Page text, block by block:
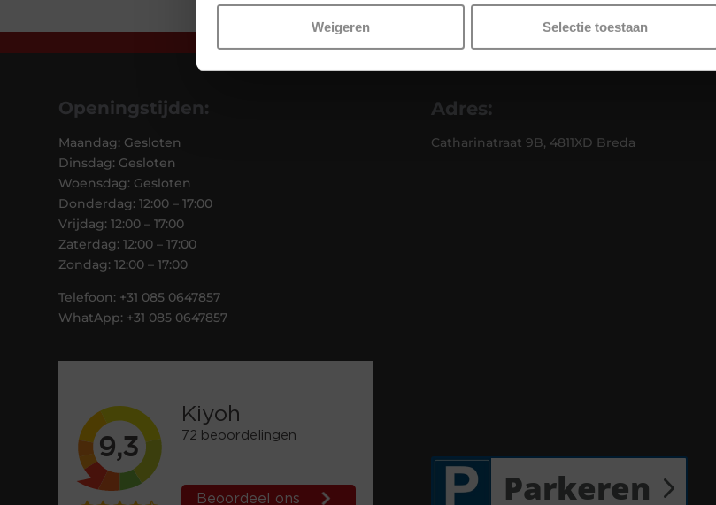
Weigeren Selectie toestaan
Openingstijden:
Maandag: Gesloten
Dinsdag: Gesloten
Woensdag: Gesloten
Donderdag: 12:00 – 17:00
Vrijdag: 12:00 – 17:00
Zaterdag: 12:00 – 17:00
Zondag: 12:00 – 17:00
Telefoon: +31 085 0647857
WhatApp: +31 085 0647857
Adres:
Catharinatraat 9B, 4811XD Breda
Parkeren